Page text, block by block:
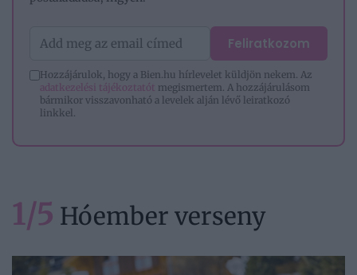
Feliratkozom
Hozzájárulok, hogy a Bien.hu hírlevelet küldjön nekem. Az
adatkezelési tájékoztatót megismertem. A hozzájárulásom
bármikor visszavonható a levelek alján lévő leiratkozó
linkkel.
1/5 Hóember verseny